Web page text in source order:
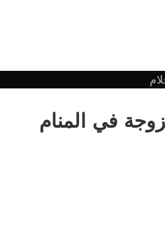
في المنام